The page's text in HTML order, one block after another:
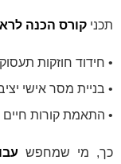
תכני קורס הכנה
• חידוד חוזקות
• בניית מסר אישי
• התאמת קורות חיים
כך, מי שמחפש